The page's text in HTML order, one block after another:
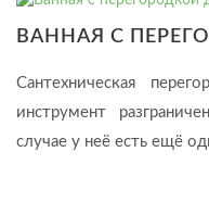
ВАННАЯ С
Сантехническая
инструмент
случае у неё есть ещё